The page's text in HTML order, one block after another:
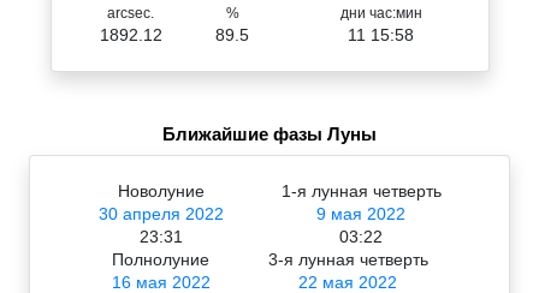
arcsec.
1892.12
%
89.5
дни час:мин
11 15:58
Ближайшие фазы Луны
Новолуние
30 апреля 2022
23:31
1-я лунная четверть
9 мая 2022
03:22
Полнолуние
16 мая 2022
3-я лунная четверть
22 мая 2022